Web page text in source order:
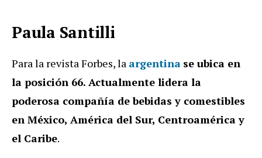
Paula Santilli
Para la revista Forbes, la argentina se ubica en
la posición 66. Actualmente lidera la
poderosa compañía de bebidas y comestibles
en México, América del Sur, Centroamérica y
el Caribe.